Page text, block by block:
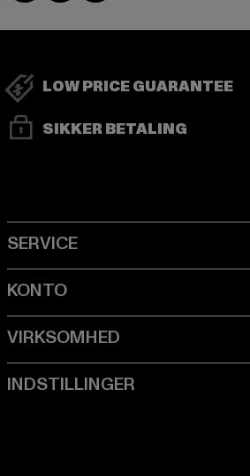
LOW PRICE GUARANTEE
SIKKER BETALING